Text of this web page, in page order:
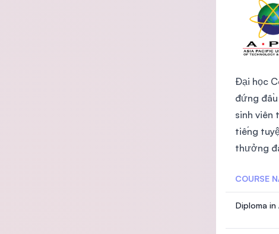
Đại học
đứng
sinh viên
tiếng
thưởng
COURSE
Diploma